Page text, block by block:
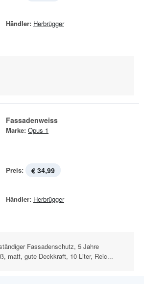
Händler: Herbrügger
Fassadenweiss
Marke: Opus 1
Preis: € 34,99
Händler: Herbrügger
Fassadenschutz, 5 Jahre
matt, gute Deckkraft, 10 Liter, Reic...